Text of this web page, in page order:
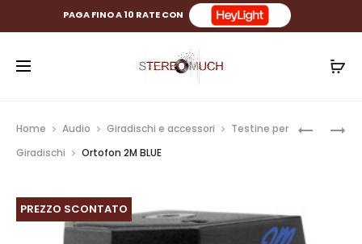
PAGA FINO A 10 RATE CON
ORTOFON
ORTOFON
Home Audio Giradischi e accessori
Testine per
Giradischi
Ortofon 2M BLUE
PREZZO SCONTATO